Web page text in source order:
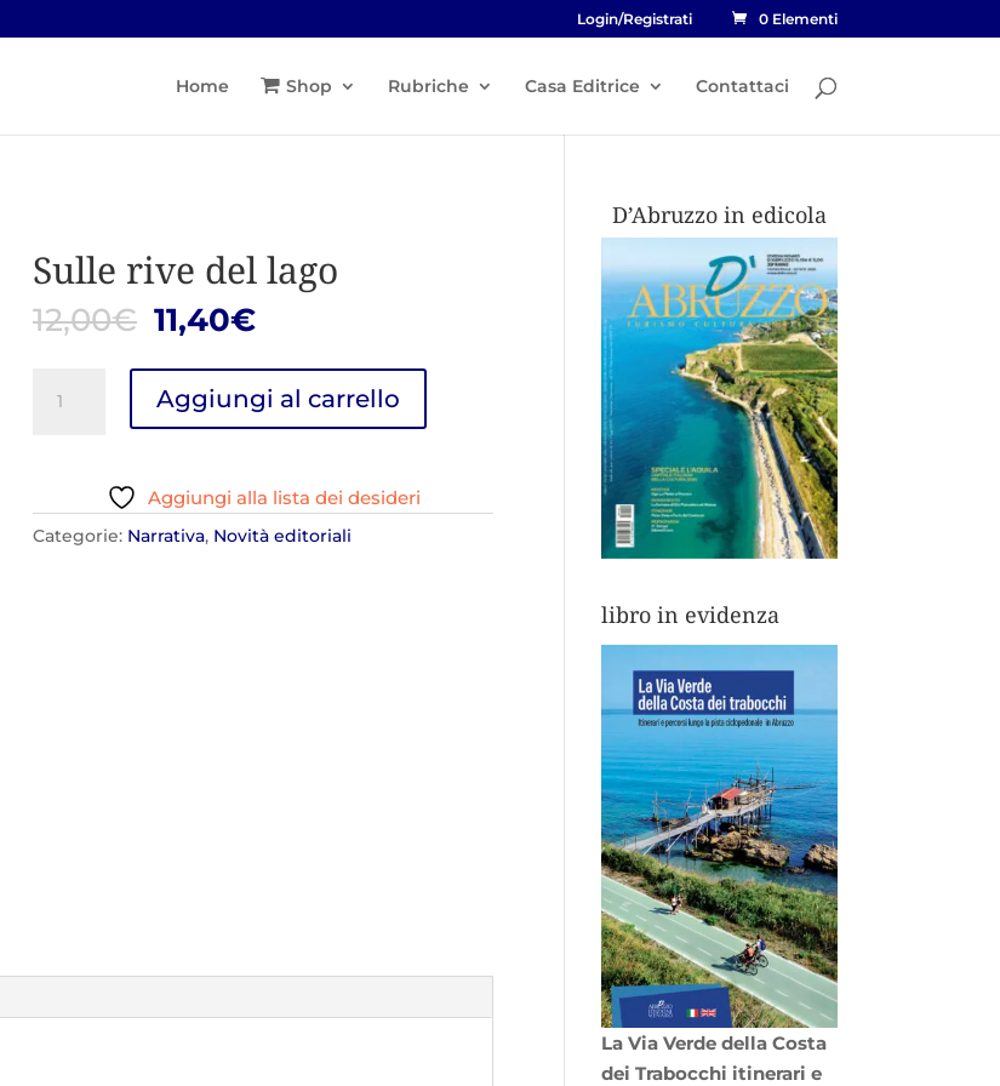
Login/Registrati 0 Elementi
Home Shop Rubriche Casa Editrice Contattaci
Sulle rive del lago
12,00€ Il
prezzo
originale
era:
12,00€.
11,40€Il
attuale
è:
11,40€.
rive
quantità
Aggiungi al carrello
Aggiungi alla lista dei desideri
Categorie: Narrativa, Novità editoriali
D’Abruzzo in edicola
libro in evidenza
La Via Verde della Costa
dei Trabocchi itinerari e